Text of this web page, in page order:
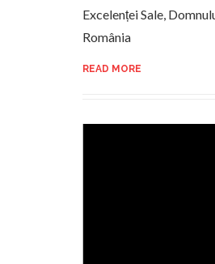
Excelenței Sale,
România
READ MORE